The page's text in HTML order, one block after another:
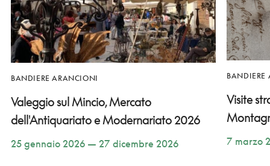
BANDIERE ARANCIONI
Valeggio sul Mincio, Mercato
dell'Antiquariato e Modernariato 2026
25 gennaio 2026 — 27 dicembre 2026
BANDIERE
Visite
7 marzo